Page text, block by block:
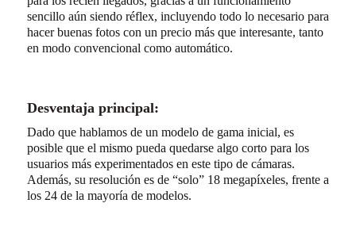
sencillo aún siendo réflex, incluyendo todo lo necesario para
hacer buenas fotos con un precio más que interesante, tanto
en modo convencional como automático.
Desventaja principal:
Dado que hablamos de un modelo de gama inicial, es
posible que el mismo pueda quedarse algo corto para los
usuarios más experimentados en este tipo de cámaras.
Además, su resolución es de “solo” 18 megapíxeles, frente a
los 24 de la mayoría de modelos.